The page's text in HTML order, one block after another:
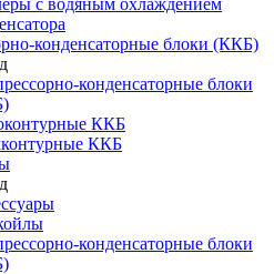
с водяным охлаждением
конденсаторные блоки (ККБ)
конденсаторные блоки
ККБ
ККБ
конденсаторные блоки